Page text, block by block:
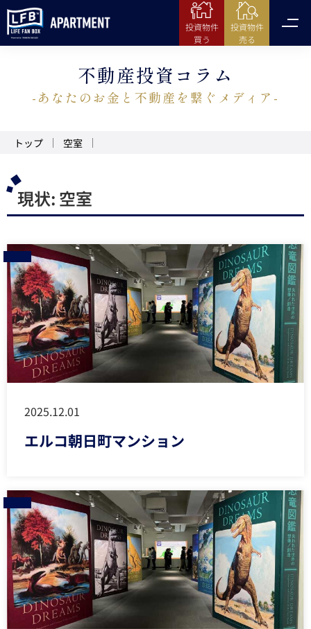
投資物件
買う
投資物件
売る
不動産投資コラム
-あなたのお金と不動産を繋ぐメディア-
トップ 空室
現状: 空室
2025.12.01
エルコ朝日町マンション